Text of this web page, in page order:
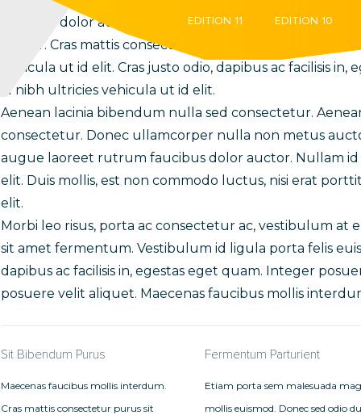
EDITION 11 EDITION 10
EDITION 11 EDITION 10
faucibus dolor auctor. Vivamus sagittis lacus vel
auctor. Cras mattis consectetur purus sit amet
vehicula ut id elit. Cras justo odio, dapibus ac facilisis
id nibh ultricies vehicula ut id elit.
Aenean lacinia bibendum nulla sed consectetur.
consectetur. Donec ullamcorper nulla non metus
augue laoreet rutrum faucibus dolor auctor. Nullam
elit. Duis mollis, est non commodo luctus, nisi erat
elit.
Morbi leo risus, porta ac consectetur ac, vestibulum at
sit amet fermentum. Vestibulum id ligula porta felis
dapibus ac facilisis in, egestas eget quam. Integer
posuere velit aliquet. Maecenas faucibus mollis
Sit Bibendum Purus
Maecenas faucibus mollis interdum.
Cras mattis consectetur purus sit
Fermentum Parturient
Etiam porta sem malesuada
mollis euismod. Donec sed odio